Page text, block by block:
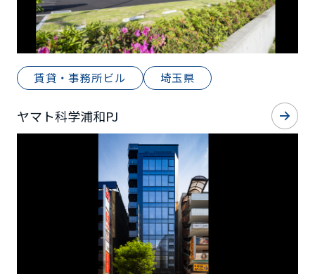
賃貸・事務所ビル 埼玉県
ヤマト科学浦和PJ